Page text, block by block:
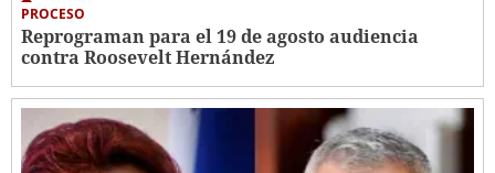
PROCESO
Reprograman para el 19 de agosto audiencia
contra Roosevelt Hernández